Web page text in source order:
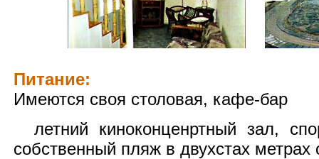
Питание:
Имеются своя столовая, кафе-бар
летний киноконценртный зал,
собственный пляж в двухстах метрах